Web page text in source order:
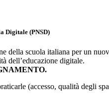
Digitale (PNSD)
scuola italiana per un
dell’educazione digitale.
(accesso, qualità degli